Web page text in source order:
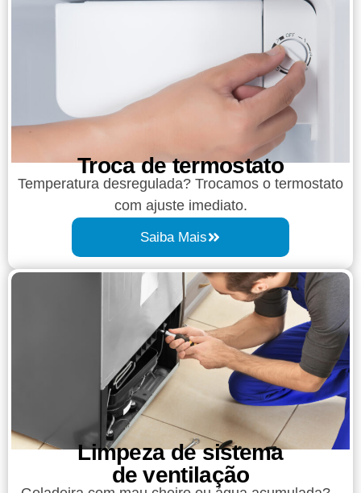
Troca de termostato
Temperatura desregulada? Trocamos o termostato
com ajuste imediato.
Saiba Mais
Limpeza de sistema
de ventilação